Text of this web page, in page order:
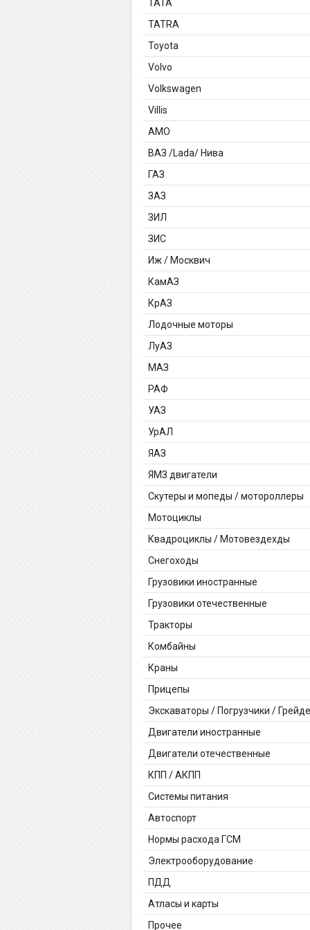
TATA
TATRA
Toyota
Volvo
Volkswagen
Villis
АМО
ВАЗ /Lada/ Нива
ГАЗ
ЗАЗ
ЗИЛ
ЗИС
Иж / Москвич
КамАЗ
КрАЗ
Лодочные моторы
ЛуАЗ
МАЗ
РАФ
УАЗ
УрАЛ
ЯАЗ
ЯМЗ двигатели
Скутеры и мопеды / мотороллеры
Мотоциклы
Квадроциклы / Мотовездехды
Снегоходы
Грузовики иностранные
Грузовики отечественные
Тракторы
Комбайны
Краны
Прицепы
Экскаваторы / Погрузчики /
Двигатели иностранные
Двигатели отечественные
КПП / АКПП
Системы питания
Автоспорт
Нормы расхода ГСМ
Электрооборудование
ПДД
Атласы и карты
Прочее